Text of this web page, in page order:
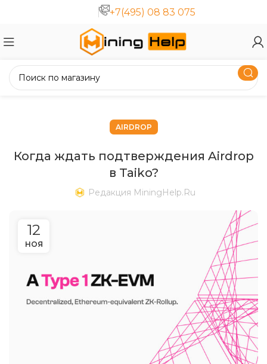
+7(495) 08 83 075
AIRDROP
Когда ждать подтверждения Airdrop
в Taiko?
Редакция MiningHelp.ru
12
НОЯ